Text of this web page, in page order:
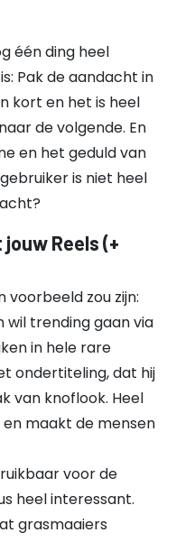
één ding heel
Pak de aandacht in
kort en het is heel
de volgende. En
en het geduld van
is niet heel
Reels (+
voorbeeld zou zijn:
wil trending gaan via
in hele rare
ondertiteling, dat hij
van knoflook. Heel
maakt de mensen
voor de
heel interessant.
grasmaaiers